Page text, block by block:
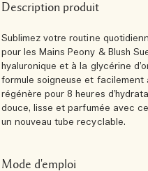
Description produit
Sublimez votre routine
pour les Mains Peony & Blush
hyaluronique et à la glycérine
formule soigneuse et facilement
régénère pour 8 heures
douce, lisse et parfumée avec
un nouveau tube recyclable.
Mode d'emploi